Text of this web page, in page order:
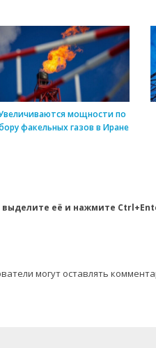
мощности по
факельных газов в Иране
её и нажмите
могут оставлять